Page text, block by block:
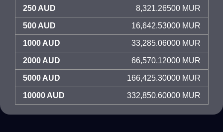
250 AUD 8,321.26500 MUR
500 AUD 16,642.53000 MUR
1000 AUD 33,285.06000 MUR
2000 AUD 66,570.12000 MUR
5000 AUD 166,425.30000 MUR
10000 AUD 332,850.60000 MUR